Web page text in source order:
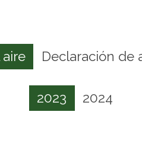
Declaración de
2023 2024